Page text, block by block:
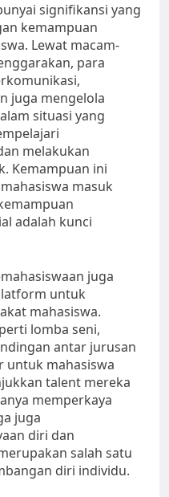
signifikansi yang
kemampuan
Lewat macam-
para
juga mengelola
situasi yang
melakukan
Kemampuan ini
masuk
adalah kunci
juga
untuk
mahasiswa.
lomba seni,
antar jurusan
untuk mahasiswa
talent mereka
memperkaya
juga
diri dan
salah satu
diri individu.